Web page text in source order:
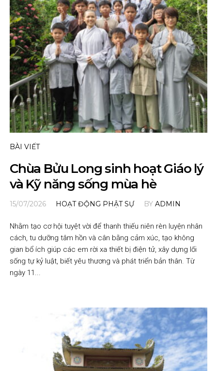
BÀI VIẾT
Chùa Bửu Long sinh hoạt Giáo lý
và Kỹ năng sống mùa hè
15/07/2026 HOẠT ĐỘNG PHẬT SỰ BY ADMIN
Nhằm tạo cơ hội tuyệt vời để thanh thiếu niên rèn luyện nhân
cách, tu dưỡng tâm hồn và cân bằng cảm xúc, tạo không
gian bổ ích giúp các em rời xa thiết bị điện tử, xây dựng lối
sống tự kỷ luật, biết yêu thương và phát triển bản thân. Từ
ngày 11...